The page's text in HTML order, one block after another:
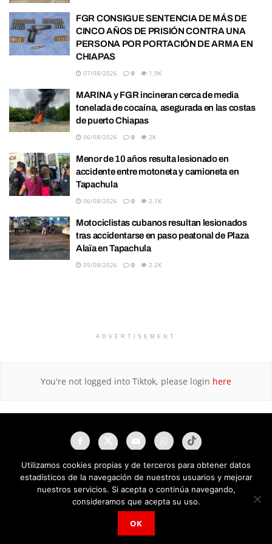
FGR CONSIGUE SENTENCIA DE MÁS DE
CINCO AÑOS DE PRISIÓN CONTRA UNA
PERSONA POR PORTACIÓN DE ARMA EN
CHIAPAS
07/08/2026 0 1.9K
MARINA y FGR incineran cerca de media
tonelada de cocaína, asegurada en las costas
de puerto Chiapas
06/08/2026 0 2K
Menor de 10 años resulta lesionado en
accidente entre motoneta y camioneta en
Tapachula
06/08/2026 0 2.1K
Motociclistas cubanos resultan lesionados
tras accidentarse en paso peatonal de Plaza
Alaïa en Tapachula
05/08/2026 0 2.2K
ADVERTISEMENT
You're not logged into Tiktok, please login here
NAU Noticias A Tiempo Universales © 2025
Utilizamos cookies propias y de terceros para obtener datos
estadísticos de la navegación de nuestros usuarios y mejorar
nuestros servicios. Si acepta o continúa navegando,
consideramos que acepta su uso.
OK